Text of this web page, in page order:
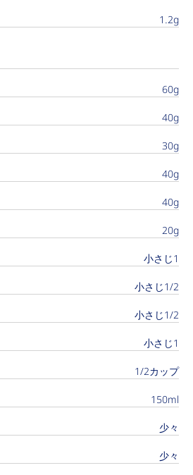
1.2g
60g
40g
30g
40g
40g
20g
小さじ1
小さじ1/2
小さじ1/2
小さじ1
1/2カップ
150ml
少々
少々